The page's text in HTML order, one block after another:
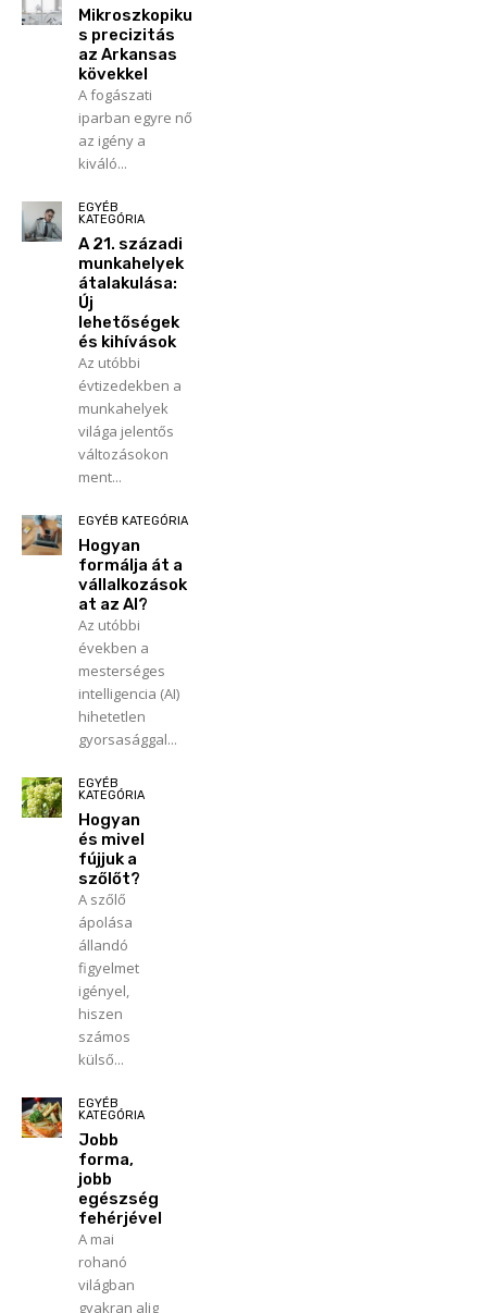
Mikroszkopiku
s precizitás
az Arkansas
kövekkel
A fogászati
iparban egyre nő
az igény a
kiváló...
EGYÉB
KATEGÓRIA
A 21. századi
munkahelyek
átalakulása:
Új
lehetőségek
és kihívások
Az utóbbi
évtizedekben a
munkahelyek
világa jelentős
változásokon
ment...
EGYÉB KATEGÓRIA
Hogyan
formálja át a
vállalkozások
at az AI?
Az utóbbi
években a
mesterséges
intelligencia (AI)
hihetetlen
gyorsasággal...
EGYÉB
KATEGÓRIA
Hogyan
és mivel
fújjuk a
szőlőt?
A szőlő
ápolása
állandó
figyelmet
igényel,
hiszen
számos
külső...
EGYÉB
KATEGÓRIA
Jobb
forma,
jobb
egészség
fehérjével
A mai
rohanó
világban
gyakran alig